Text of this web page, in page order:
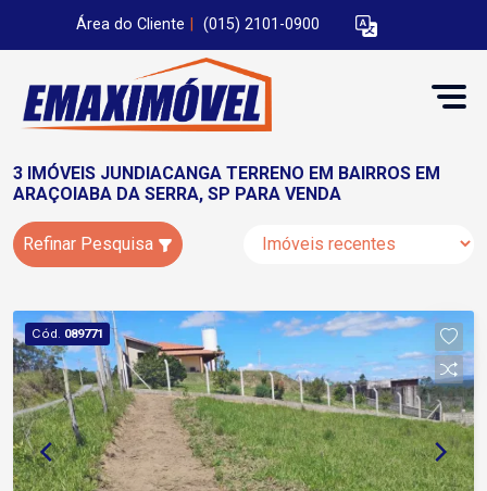
Área do Cliente (015) 2101-0900
3 IMÓVEIS JUNDIACANGA TERRENO EM BAIRROS EM
ARAÇOIABA DA SERRA, SP PARA VENDA
Refinar Pesquisa
Cód. 089771